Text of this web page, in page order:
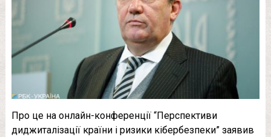
Про це на онлайн-конференції “Перспективи
диджиталізації країни і ризики кібербезпеки” заявив